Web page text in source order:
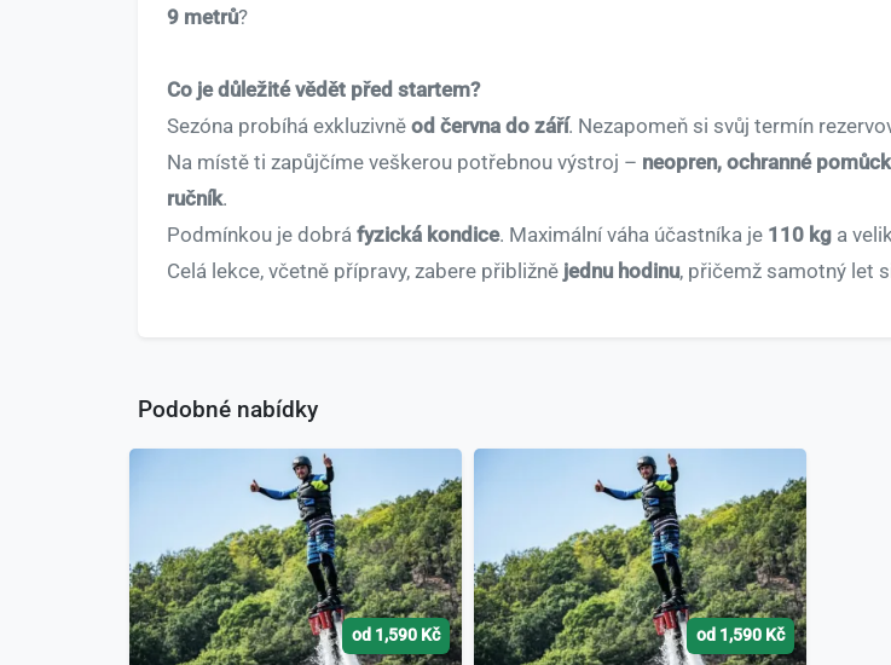
9 metrů?
Co je důležité vědět před startem?
Sezóna probíhá exkluzivně od června do září. Nezapomeň si svůj termín
Na místě ti zapůjčíme veškerou potřebnou výstroj – neopren, ochranné
ručník.
Podmínkou je dobrá fyzická kondice. Maximální váha účastníka je 110 kg a
Celá lekce, včetně přípravy, zabere přibližně jednu hodinu, přičemž samotný let
Podobné nabídky
od 1,590 Kč od 1,590 Kč